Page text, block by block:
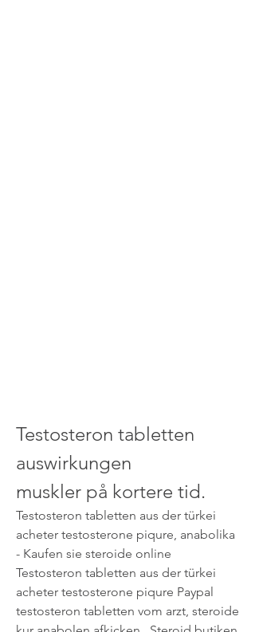
Testosteron tabletten
auswirkungen
muskler på kortere tid.
Testosteron tabletten aus der türkei
acheter testosterone piqure, anabolika
- Kaufen sie steroide online
Testosteron tabletten aus der türkei
acheter testosterone piqure Paypal
testosteron tabletten vom arzt, steroide